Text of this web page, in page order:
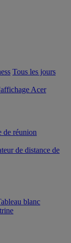
Tous les jours
Acer
de réunion
de distance de
blanc